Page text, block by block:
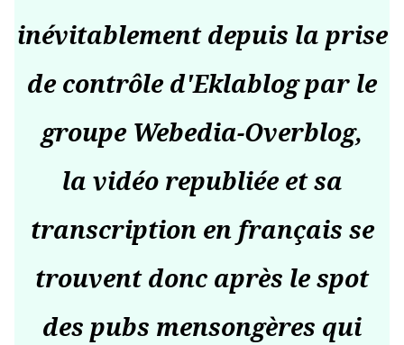
inévitablement depuis la prise
de contrôle d'Eklablog par le
groupe Webedia-Overblog,
la vidéo republiée et sa
transcription en français se
trouvent donc après le spot
des pubs mensongères qui